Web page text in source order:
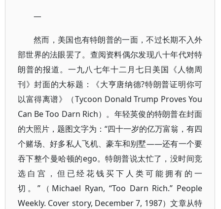
一
然而，美国也有特朗普的一面，不过长期不入外
部世界的法眼罢了。查阅资料偶尔发现八十年代对特
朗普的报道。一九八七年十二月七日美国《人物周
刊》封面的大标题：《大亨唐纳德?特朗普证明你可
以富得离谱》（Tycoon Donald Trump Proves You
Can Be Too Darn Rich）。年轻英俊的特朗普在封面
的大照片，题图文字为：“四十一岁的亿万富翁，有四
个赌场、好多私人飞机、豪车和别墅——还有一个要
吞下整个曼哈顿的ego。特朗普说太忙了，没时间竞
选白宫，但已经花钱买下人类可能拥有的一
切。”（Michael Ryan, “Too Darn Rich.” People
Weekly. Cover story, December 7, 1987）文章从特